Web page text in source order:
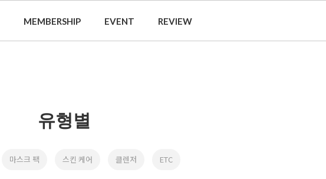
MEMBERSHIP EVENT REVIEW
유형별
마스크 팩 스킨 케어 클렌저 ETC